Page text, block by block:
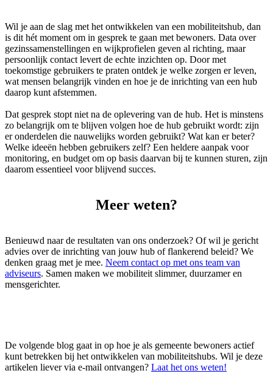
Wil je aan de slag met het ontwikkelen van een mobiliteitshub, dan
is dit hét moment om in gesprek te gaan met bewoners. Data over
gezinssamenstellingen en wijkprofielen geven al richting, maar
persoonlijk contact levert de echte inzichten op. Door met
toekomstige gebruikers te praten ontdek je welke zorgen er leven,
wat mensen belangrijk vinden en hoe je de inrichting van een hub
daarop kunt afstemmen.
Dat gesprek stopt niet na de oplevering van de hub. Het is minstens
zo belangrijk om te blijven volgen hoe de hub gebruikt wordt: zijn
er onderdelen die nauwelijks worden gebruikt? Wat kan er beter?
Welke ideeën hebben gebruikers zelf? Een heldere aanpak voor
monitoring, en budget om op basis daarvan bij te kunnen sturen, zijn
daarom essentieel voor blijvend succes.
Meer weten?
Benieuwd naar de resultaten van ons onderzoek? Of wil je gericht
advies over de inrichting van jouw hub of flankerend beleid? We
denken graag met je mee. Neem contact op met ons team van
adviseurs. Samen maken we mobiliteit slimmer, duurzamer en
mensgerichter.
De volgende blog gaat in op hoe je als gemeente bewoners actief
kunt betrekken bij het ontwikkelen van mobiliteitshubs. Wil je deze
artikelen liever via e-mail ontvangen? Laat het ons weten!